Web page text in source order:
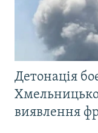
Детонація
виявлення